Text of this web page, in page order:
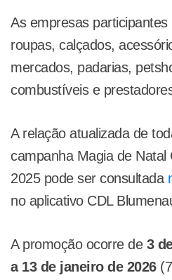
As empresas participantes
roupas, calçados,
mercados, padarias,
combustíveis e
A relação atualizada de
campanha Magia de Natal
2025 pode ser consultada
no aplicativo CDL
A promoção ocorre de 3
a 13 de janeiro de 2026